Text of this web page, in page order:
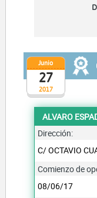
2017
Junio
27
ALVARO
Dirección:
C/ OCTAVIO
Comienzo de
08/06/17